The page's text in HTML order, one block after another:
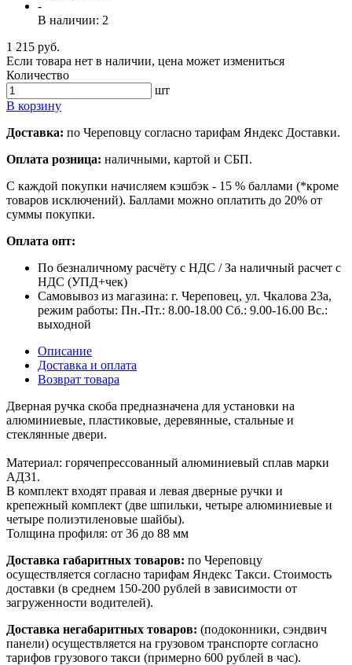
-
В наличии: 2
1 215 руб.
Если товара нет в наличии, цена может измениться
Количество
шт
В корзину
Доставка: по Череповцу согласно тарифам Яндекс Доставки.
Оплата розница: наличными, картой и СБП.
С каждой покупки начисляем кэшбэк - 15 % баллами (*кроме
товаров исключений). Баллами можно оплатить до 20% от
суммы покупки.
Оплата опт:
По безналичному расчёту с НДС / За наличный расчет с
НДС (УПД+чек)
Самовывоз из магазина: г. Череповец, ул. Чкалова 23а,
режим работы: Пн.-Пт.: 8.00-18.00 Сб.: 9.00-16.00 Вс.:
выходной
Описание
Доставка и оплата
Возврат товара
Дверная ручка скоба предназначена для установки на
алюминиевые, пластиковые, деревянные, стальные и
стеклянные двери.
Материал: горячепрессованный алюминиевый сплав марки
АД31.
В комплект входят правая и левая дверные ручки и
крепежный комплект (две шпильки, четыре алюминиевые и
четыре полиэтиленовые шайбы).
Толщина профиля: от 36 до 88 мм
Доставка габаритных товаров: по Череповцу
осуществляется согласно тарифам Яндекс Такси. Стоимость
доставки (в среднем 150-200 рублей в зависимости от
загруженности водителей).
Доставка негабаритных товаров: (подоконники, сэндвич
панели) осуществляется на грузовом транспорте согласно
тарифов грузового такси (примерно 600 рублей в час).